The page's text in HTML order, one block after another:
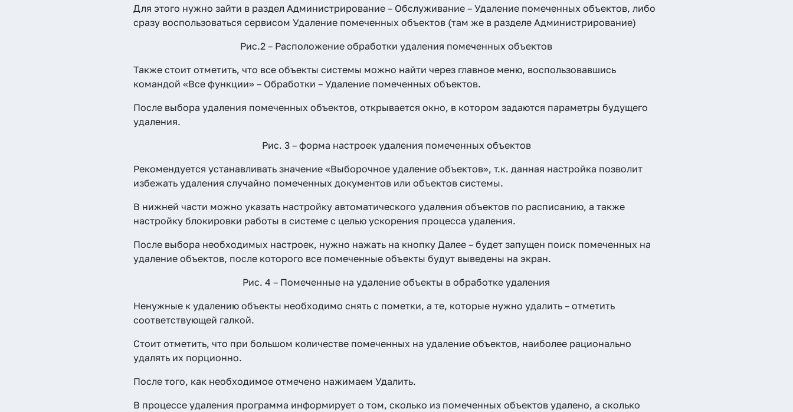
Для этого нужно зайти в раздел Администрирование – Обслуживание – Удаление помеченных объектов, либо
сразу воспользоваться сервисом Удаление помеченных объектов (там же в разделе Администрирование)
Рис.2 – Расположение обработки удаления помеченных объектов
Также стоит отметить, что все объекты системы можно найти через главное меню, воспользовавшись
командой «Все функции» – Обработки – Удаление помеченных объектов.
После выбора удаления помеченных объектов, открывается окно, в котором задаются параметры будущего
удаления.
Рис. 3 – форма настроек удаления помеченных объектов
Рекомендуется устанавливать значение «Выборочное удаление объектов», т.к. данная настройка позволит
избежать удаления случайно помеченных документов или объектов системы.
В нижней части можно указать настройку автоматического удаления объектов по расписанию, а также
настройку блокировки работы в системе с целью ускорения процесса удаления.
После выбора необходимых настроек, нужно нажать на кнопку Далее – будет запущен поиск помеченных на
удаление объектов, после которого все помеченные объекты будут выведены на экран.
Рис. 4 – Помеченные на удаление объекты в обработке удаления
Ненужные к удалению объекты необходимо снять с пометки, а те, которые нужно удалить – отметить
соответствующей галкой.
Стоит отметить, что при большом количестве помеченных на удаление объектов, наиболее рационально
удалять их порционно.
После того, как необходимое отмечено нажимаем Удалить.
В процессе удаления программа информирует о том, сколько из помеченных объектов удалено, а сколько